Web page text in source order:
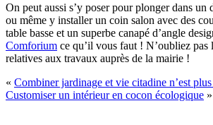
On peut aussi s’y poser pour plonger dans un
ou même y installer un coin salon avec des
table basse et un superbe canapé d’angle
Comforium ce qu’il vous faut ! N’oubliez pas
relatives aux travaux auprès de la mairie !
« Combiner jardinage et vie citadine n’est
Customiser un intérieur en cocon écologique »